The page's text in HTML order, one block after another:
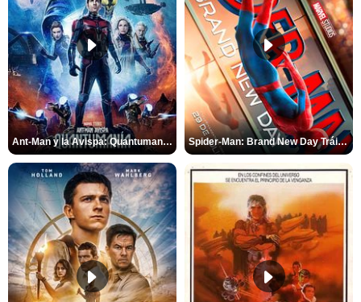
Ant-Man y la Avispa: Quantumanía Tráiler (2) Spider-Man: Brand New Day Tráiler (3)